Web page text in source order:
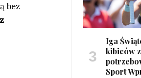
bez
Iga
kibiców
Sport